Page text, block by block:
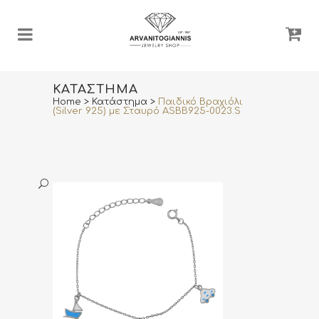
ΚΑΤΆΣΤΗΜΑ
Home > Κατάστημα >
Παιδικό Βραχιόλι
(Silver 925) με Σταυρό ASBB925-0023.S